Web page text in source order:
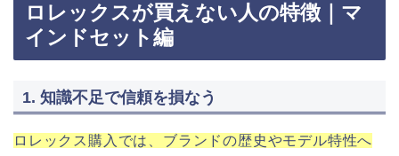
ロレックスが買えない人の特徴｜マ
インドセット編
1. 知識不足で信頼を損なう
ロレックス購入では、ブランドの歴史やモデル特性へ